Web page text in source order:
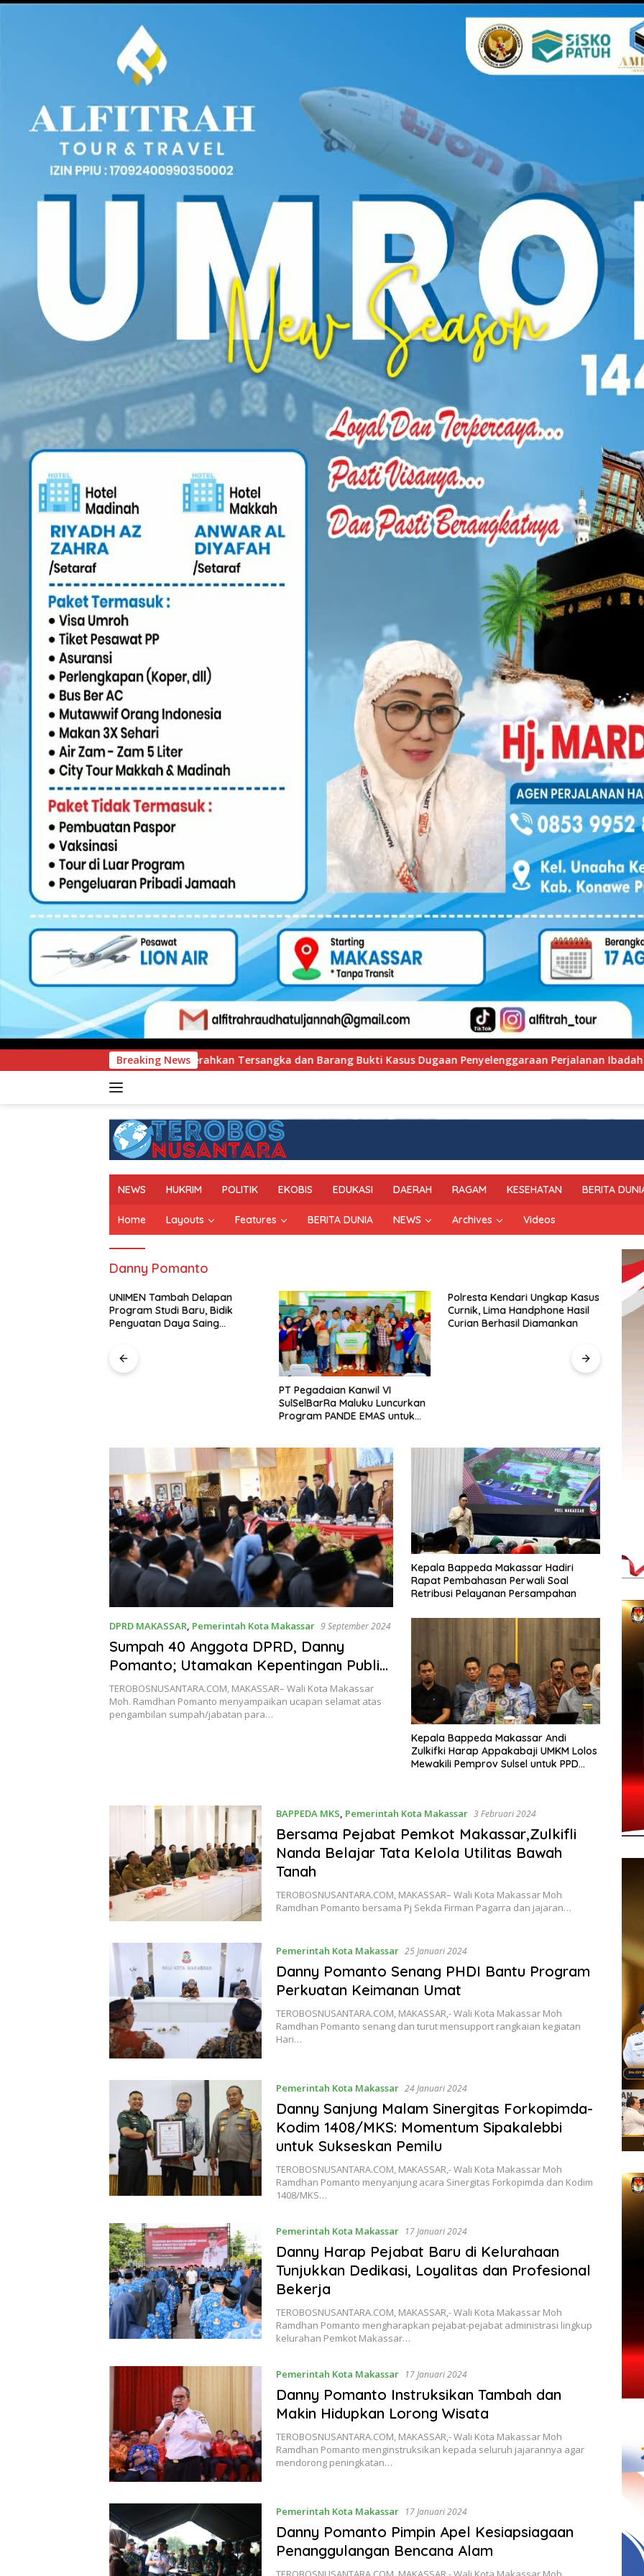
Breaking News
Tersangka dan Barang Bukti Kasus Dugaan Penyelenggaraan Perjalanan Ibadah Umrah Tanpa Izin ke Kejaksaan
NEWS HUKRIM POLITIK EKOBIS EDUKASI DAERAH RAGAM KESEHATAN BERITA
Home Layouts Features BERITA DUNIA NEWS Archives Videos
Danny Pomanto
UNIMEN Tambah Delapan
Program Studi Baru, Bidik
Penguatan Daya Saing
PT Pegadaian Kanwil VI
SulSelBarRa Maluku Luncurkan
Program PANDE EMAS untuk
Polresta Kendari Ungkap Kasus
Curnik, Lima Handphone Hasil
Curian Berhasil Diamankan
DPRD MAKASSAR, Pemerintah Kota Makassar 9 September 2024
Sumpah 40 Anggota DPRD, Danny
Pomanto; Utamakan Kepentingan Publik
dan Sukseskan Pilkada Serentak
TEROBOSNUSANTARA.COM, MAKASSAR– Wali Kota Makassar
Moh. Ramdhan Pomanto menyampaikan ucapan selamat atas
pengambilan sumpah/jabatan para…
Kepala Bappeda Makassar Hadiri
Rapat Pembahasan Perwali Soal
Retribusi Pelayanan Persampahan
Kepala Bappeda Makassar Andi
Zulkifki Harap Appakabaji UMKM Lolos
Mewakili Pemprov Sulsel untuk PPD
BAPPEDA MKS, Pemerintah Kota Makassar 3 Februari 2024
Bersama Pejabat Pemkot Makassar,Zulkifli
Nanda Belajar Tata Kelola Utilitas Bawah
Tanah
TEROBOSNUSANTARA.COM, MAKASSAR– Wali Kota Makassar Moh
Ramdhan Pomanto bersama Pj Sekda Firman Pagarra dan jajaran…
Pemerintah Kota Makassar 25 Januari 2024
Danny Pomanto Senang PHDI Bantu Program
Perkuatan Keimanan Umat
TEROBOSNUSANTARA.COM, MAKASSAR,- Wali Kota Makassar Moh
Ramdhan Pomanto senang dan turut mensupport rangkaian kegiatan
Hari…
Pemerintah Kota Makassar 24 Januari 2024
Danny Sanjung Malam Sinergitas Forkopimda-
Kodim 1408/MKS: Momentum Sipakalebbi
untuk Sukseskan Pemilu
TEROBOSNUSANTARA.COM, MAKASSAR,- Wali Kota Makassar Moh
Ramdhan Pomanto menyanjung acara Sinergitas Forkopimda dan Kodim
1408/MKS…
Pemerintah Kota Makassar 17 Januari 2024
Danny Harap Pejabat Baru di Kelurahaan
Tunjukkan Dedikasi, Loyalitas dan Profesional
Bekerja
TEROBOSNUSANTARA.COM, MAKASSAR,- Wali Kota Makassar Moh
Ramdhan Pomanto mengharapkan pejabat-pejabat administrasi lingkup
kelurahan Pemkot Makassar…
Pemerintah Kota Makassar 17 Januari 2024
Danny Pomanto Instruksikan Tambah dan
Makin Hidupkan Lorong Wisata
TEROBOSNUSANTARA.COM, MAKASSAR,- Wali Kota Makassar Moh
Ramdhan Pomanto menginstruksikan kepada seluruh jajarannya agar
mendorong peningkatan…
Pemerintah Kota Makassar 17 Januari 2024
Danny Pomanto Pimpin Apel Kesiapsiagaan
Penanggulangan Bencana Alam